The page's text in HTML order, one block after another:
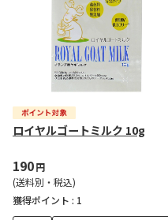
ロイヤルゴートミルク 10g
190円
(送料別・税込)
獲得ポイント : 1